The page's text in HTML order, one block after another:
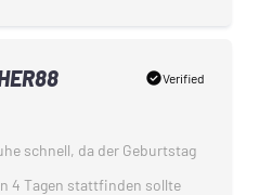
check_circleVerified
schnell, da der Geburtstag
4 Tagen stattfinden sollte